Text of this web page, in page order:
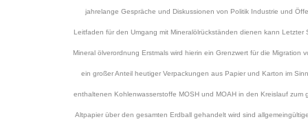
jahrelange Gespräche und Diskussionen von Politik Industrie und
Leitfaden für den Umgang mit Mineralölrückständen dienen kann
Mineral ölverordnung Erstmals wird hierin ein Grenzwert für die
ein großer Anteil heutiger Verpackungen aus Papier und Karton im
enthaltenen Kohlenwasserstoffe MOSH und MOAH in den Kreislauf
Altpapier über den gesamten Erdball gehandelt wird sind